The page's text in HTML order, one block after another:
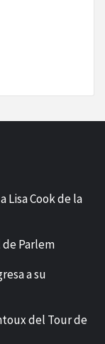
Lisa Cook de la
Parlem
a su
del Tour de